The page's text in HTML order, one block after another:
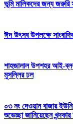
ভূমি মালিকদের জন্য জরুরি
ঈদ উৎসব উপলক্ষে
শাহজালাল উপশহর আই-
মুসল্লির ঢল
০৩ নং দেওয়ান বাজার
শুভেচ্ছা জানিয়েছেন